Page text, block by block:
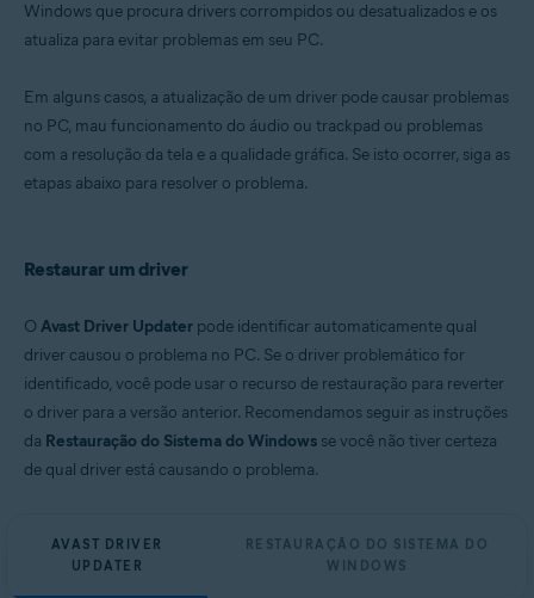
Microsoft Windows 10 Home / Pro / Enterprise / Education - 32 / 64-bit
Microsoft Windows 8.1 / Pro / Enterprise - 32 / 64-bit
Microsoft Windows 8 / Pro / Enterprise - 32 / 64-bit
Windows que procura drivers corrompidos ou desatualizados e os
atualiza para evitar problemas em seu PC.
Em alguns casos, a atualização de um driver pode causar problemas
no PC, mau funcionamento do áudio ou trackpad ou problemas
com a resolução da tela e a qualidade gráfica. Se isto ocorrer, siga as
etapas abaixo para resolver o problema.
Restaurar um driver
O Avast Driver Updater pode identificar automaticamente qual
driver causou o problema no PC. Se o driver problemático for
identificado, você pode usar o recurso de restauração para reverter
o driver para a versão anterior. Recomendamos seguir as instruções
da Restauração do Sistema do Windows se você não tiver certeza
de qual driver está causando o problema.
AVAST DRIVER
UPDATER
RESTAURAÇÃO DO SISTEMA DO
WINDOWS